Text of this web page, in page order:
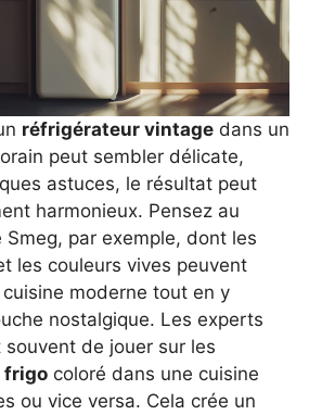
réfrigérateur vintage dans un
peut sembler délicate,
astuces, le résultat peut
harmonieux. Pensez au
Smeg, par exemple, dont les
les couleurs vives peuvent
moderne tout en y
nostalgique. Les experts
de jouer sur les
frigo coloré dans une cuisine
ou vice versa. Cela crée un